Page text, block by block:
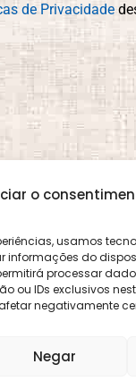
o
usamos
do
processar
ou IDs exclusivos
negativamente
Negar
de Privacidade
CEMA, assim